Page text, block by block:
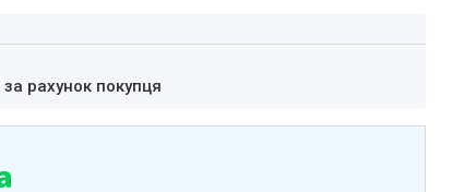
за рахунок покупця